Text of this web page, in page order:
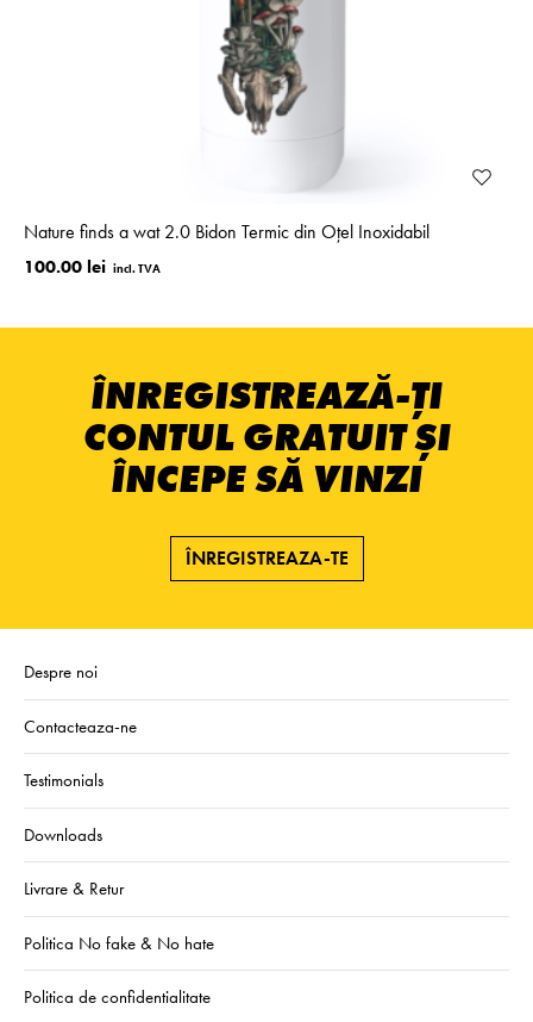
Nature finds a wat 2.0 Bidon Termic din Oțel Inoxidabil
100.00 lei
ÎNREGISTREAZĂ-ȚI
CONTUL GRATUIT ȘI
ÎNCEPE SĂ VINZI
ÎNREGISTREAZA-TE
Despre noi
Contacteaza-ne
Testimonials
Downloads
Livrare & Retur
Politica No fake & No hate
Politica de confidentialitate